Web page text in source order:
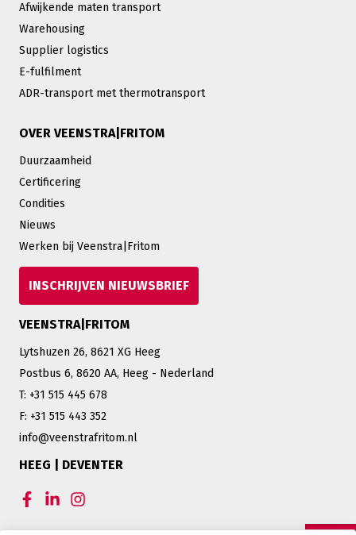
Afwijkende maten transport
Warehousing
Supplier logistics
E-fulfilment
ADR-transport met thermotransport
OVER VEENSTRA|FRITOM
Duurzaamheid
Certificering
Condities
Nieuws
Werken bij Veenstra|Fritom
INSCHRIJVEN NIEUWSBRIEF
VEENSTRA|FRITOM
Lytshuzen 26, 8621 XG Heeg
Postbus 6, 8620 AA, Heeg - Nederland
T: +31 515 445 678
F: +31 515 443 352
info@veenstrafritom.nl
HEEG | DEVENTER